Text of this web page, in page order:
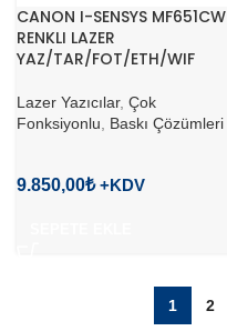
CANON I-SENSYS MF651CW
RENKLI LAZER
YAZ/TAR/FOT/ETH/WIF
Lazer Yazıcılar, Çok
Fonksiyonlu
Baskı Çözümleri
9.850,00₺
1 2